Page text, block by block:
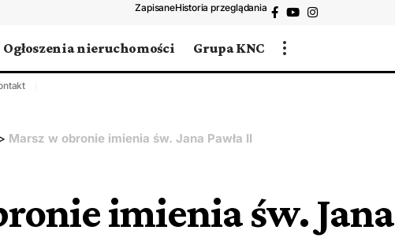
ZapisaneHistoria przeglądania
Ogłoszenia nieruchomości Grupa KNC
Marsz w obronie imienia św. Jana Pawła II
imienia św. Jana